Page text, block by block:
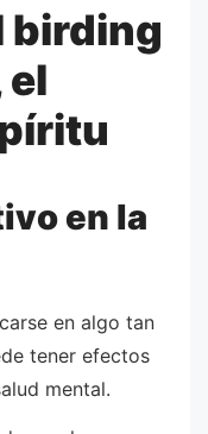
birding
el
en la
en algo tan
tener efectos
mental.